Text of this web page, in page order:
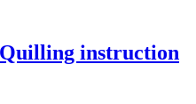
instruction